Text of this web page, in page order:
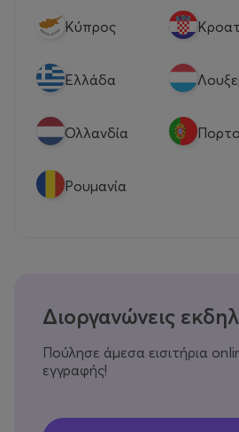
Κύπρος
Eλλάδα
Ολλανδία
Ρουμανία
Διοργανώνεις
Πούλησε άμεσα εισιτήρια
εγγραφής!